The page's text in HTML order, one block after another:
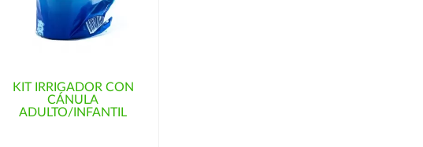
KIT IRRIGADOR CON
CÁNULA
ADULTO/INFANTIL